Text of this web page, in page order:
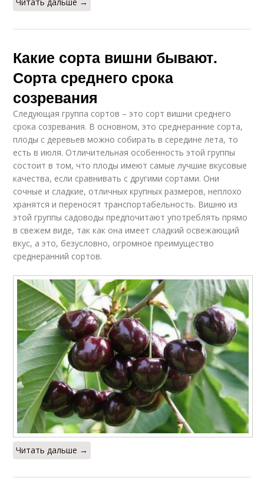
Какие сорта вишни бывают.
Сорта среднего срока
созревания
Следующая группа сортов – это сорт вишни среднего
срока созревания. В основном, это среднеранние сорта,
плоды с деревьев можно собирать в середине лета, то
есть в июля. Отличительная особенность этой группы
состоит в том, что плоды имеют самые лучшие вкусовые
качества, если сравнивать с другими сортами. Они
сочные и сладкие, отличных крупных размеров, неплохо
хранятся и переносят транспортабельность. Вишню из
этой группы садоводы предпочитают употреблять прямо
в свежем виде, так как она имеет сладкий освежающий
вкус, а это, безусловно, огромное преимущество
среднеранний сортов.
Читать дальше →